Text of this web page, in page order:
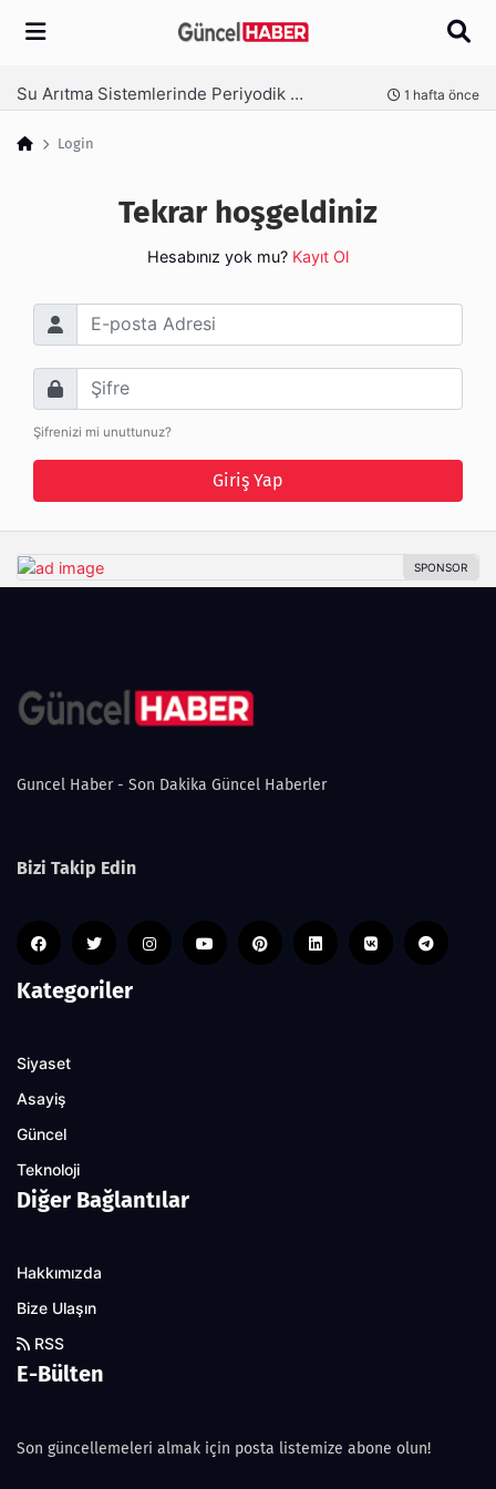
Arama
Su Arıtma Sistemlerinde Periyodik Bakım Neden Kritik? 1 hafta önce
Login
Tekrar hoşgeldiniz
Hesabınız yok mu? Kayıt Ol
E-posta Adresi
Şifre
Şifrenizi mi unuttunuz?
Giriş Yap
Guncel Haber - Son Dakika Güncel Haberler
Bizi Takip Edin
Kategoriler
Siyaset
Asayiş
Güncel
Teknoloji
Diğer Bağlantılar
Hakkımızda
Bize Ulaşın
RSS
E-Bülten
Son güncellemeleri almak için posta listemize abone olun!